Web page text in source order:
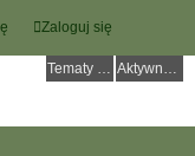
Zaloguj się
Tematy bez odpowiedzi Aktywne tematy